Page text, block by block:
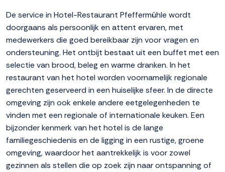
De service in Hotel-Restaurant Pfeffermühle wordt
doorgaans als persoonlijk en attent ervaren, met
medewerkers die goed bereikbaar zijn voor vragen en
ondersteuning. Het ontbijt bestaat uit een buffet met een
selectie van brood, beleg en warme dranken. In het
restaurant van het hotel worden voornamelijk regionale
gerechten geserveerd in een huiselijke sfeer. In de directe
omgeving zijn ook enkele andere eetgelegenheden te
vinden met een regionale of internationale keuken. Een
bijzonder kenmerk van het hotel is de lange
familiegeschiedenis en de ligging in een rustige, groene
omgeving, waardoor het aantrekkelijk is voor zowel
gezinnen als stellen die op zoek zijn naar ontspanning of